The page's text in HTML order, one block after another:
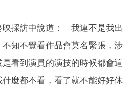
採訪中說道：「我連不是我出
知不覺看作品會莫名緊張，涉
看到演員的演技的時候都會這
麼都不看，看了就不能好好休